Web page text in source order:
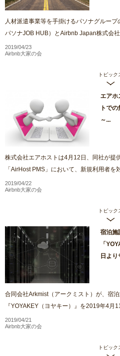
人材派遣事業等を手掛けるパソナグループ
パソナJOB HUB）とAirbnb Japan株式会社
2019/04/23
Airbnb大家の会
トピック
エア
トで
～...
株式会社エアホストは4月12日、同社が提
「AirHost PMS」において、新規利用者を
2019/04/22
Airbnb大家の会
トピック
宿泊施
「
日より
合同会社Arkmist（アークミスト）が、宿
『YOYAKEY（ヨヤキー）』を2019年4月
2019/04/21
Airbnb大家の会
トピック